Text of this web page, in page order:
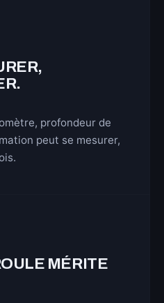
profondeur de
peut se mesurer,
MÉRITE